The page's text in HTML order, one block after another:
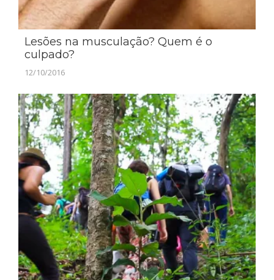
Lesões na musculação? Quem é o
culpado?
12/10/2016